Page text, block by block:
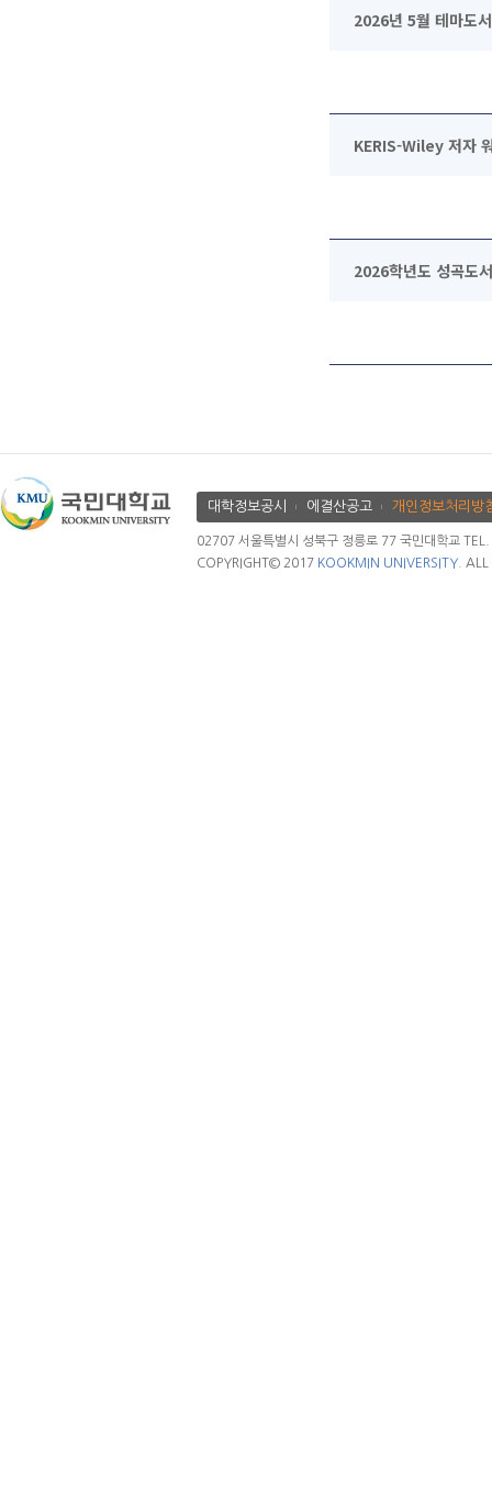
2026년 5월 테마도
KERIS-Wiley 저자
2026학년도 성곡도
대학정보공시 에결산공고 개인정보처리방
02707 서울특별시 성북구 정릉로 77 국민대학교
COPYRIGHT© 2017 KOOKMIN UNIVERSITY. ALL